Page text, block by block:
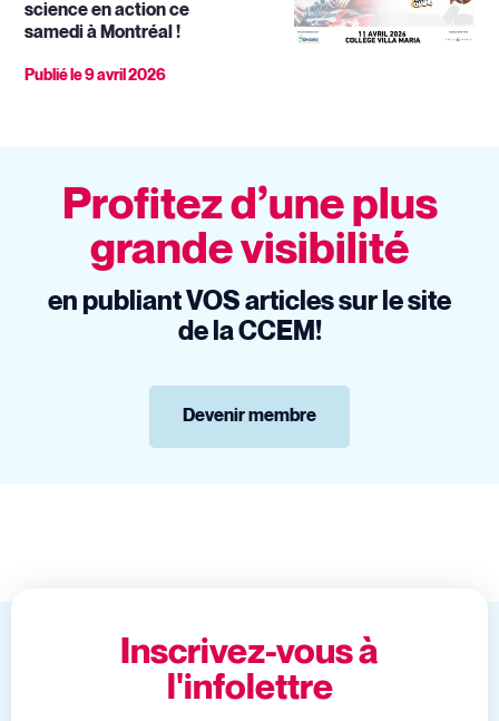
science en action ce
samedi à Montréal !
Publié le9 avril 2026
Profitez d’une plus
grande visibilité
en publiant VOS articles sur le site
de la CCEM!
Devenir membre
Inscrivez-vous à
l'infolettre